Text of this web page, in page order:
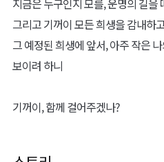
지금은 누구인지 모를, 운명의 길을
그리고 기꺼이 모든 희생을 감내하
그 예정된 희생에 앞서, 아주 작은
보이려 하니
기꺼이, 함께 걸어주겠나?